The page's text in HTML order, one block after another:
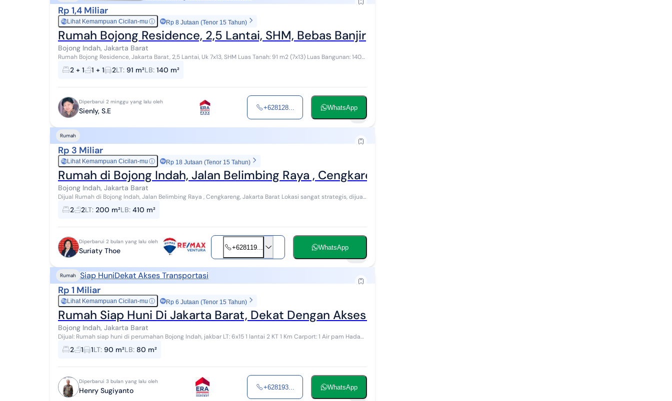
Rp 1,4 Miliar
RpLihat Kemampuan Cicilan-mu ⓘ Rp 8 Jutaan (Tenor 15 Tahun)
Rumah Bojong Residence, 2,5 Lantai, SHM, Bebas Banjir
Bojong Indah, Jakarta Barat
Rumah Bojong Residence, Jakarta Barat, 2,5 Lantai, Uk 7x13, SHM Luas Tanah: 91 m2 (7x13) Luas Bangunan: 140
m2 2,5 Lantai (di atas ada dak dan tor...
2 + 1 1 + 1 2LT: 91 m²LB: 140 m²
Diperbarui 2 minggu yang lalu oleh
Sienly, S.E +628128... WhatsApp
Rumah
Rp 3 Miliar
RpLihat Kemampuan Cicilan-mu ⓘ Rp 18 Jutaan (Tenor 15 Tahun)
Rumah di Bojong Indah, Jalan Belimbing Raya , Cengkareng, Jakarta Barat
Bojong Indah, Jakarta Barat
Dijual Rumah di Bojong Indah, Jalan Belimbing Raya , Cengkareng, Jakarta Barat Lokasi sangat strategis, dijual
di bawah harga pasaran Luas Tanah : ...
2 2LT: 200 m²LB: 410 m²
Diperbarui 2 bulan yang lalu oleh
Suriaty Thoe +628119... WhatsApp
Rumah Siap HuniDekat Akses Transportasi
Rp 1 Miliar
RpLihat Kemampuan Cicilan-mu ⓘ Rp 6 Jutaan (Tenor 15 Tahun)
Rumah Siap Huni Di Jakarta Barat, Dekat Dengan Akses Krl, Busway, Mall
Bojong Indah, Jakarta Barat
Dijual: Rumah siap huni di perumahan Bojong Indah, jakbar LT: 6x15 1 lantai 2 KT 1 Km Carport: 1 Air pam Hadap
2 1 1LT: 90 m²LB: 80 m²
Diperbarui 3 bulan yang lalu oleh
Henry Sugiyanto +628193... WhatsApp